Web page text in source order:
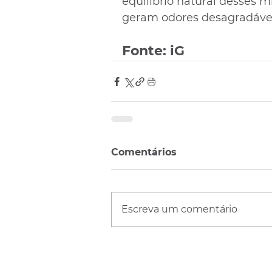
geram odores
Fonte: iG
Comentários
Escreva um comentário